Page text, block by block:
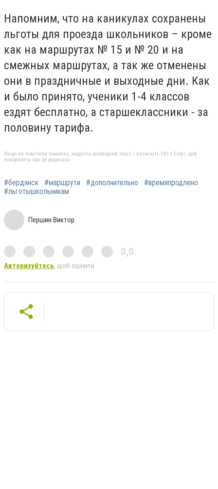
Напомним, что на каникулах сохранены
льготы для проезда школьников – кроме
как на маршрутах № 15 и № 20 и на
смежных маршрутах, а так же отменены
они в праздничные и выходные дни. Как
и было принято, ученики 1-4 классов
ездят бесплатно, а старшеклассники - за
половину тарифа.
Якщо ви помітили помилку, виділіть необхідний текст і натисніть Ctrl + Enter, щоб
повідомити про це редакцію
#бердянск #маршрути #дополнительно
#времяпродлено
#льготышкольникам
Першин Виктор
0,0
Авторизуйтесь, щоб оцінити